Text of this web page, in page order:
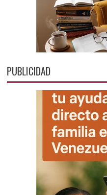
PUBLICIDAD